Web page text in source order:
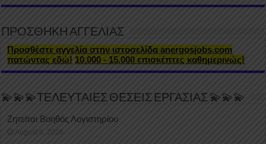
ΠΡΟΣΘΗΚΗ ΑΓΓΕΛΙΑΣ
Προσθέστε αγγελία στην ιστοσελίδα anergosjobs.com
πατώντας εδώ! 10.000 - 15.000 επισκέπτες καθημερινώς!
💫💫💫ΤΕΛΕΥΤΑΙΕΣ ΘΕΣΕΙΣ ΕΡΓΑΣΙΑΣ 💫💫💫
Ζητείται Βοηθός Λογιστηρίου
August 6, 2026